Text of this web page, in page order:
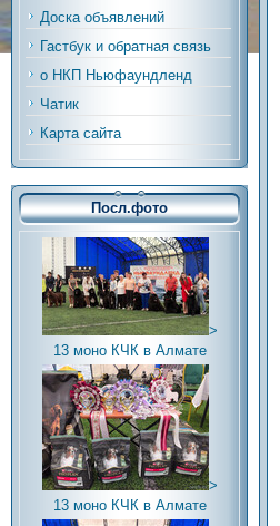
Доска объявлений
Гастбук и обратная связь
о НКП Ньюфаундленд
Чатик
Карта сайта
Посл.фото
>
13 моно КЧК в Алмате
>
13 моно КЧК в Алмате